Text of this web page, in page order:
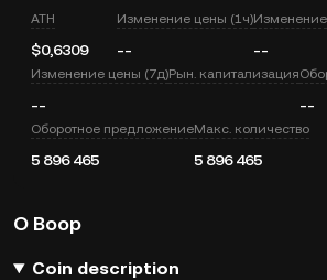
ATH
$0,6309
Изменение цены (1ч)
-- --
Изменение цены (7д)
--
Рын. капитализация
--
Оборотное предложение
5 896 465
Макс. количество
5 896 465
О Boop
Coin description